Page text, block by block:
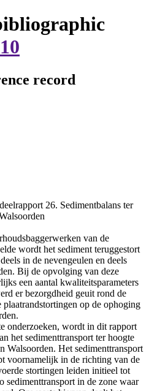
record
26. Sedimentbalans ter
van de
wordt het sediment teruggestort
in de nevengeulen en deels
Bij de opvolging van deze
een aantal kwaliteitsparameters
er bezorgdheid geuit rond de
op de ophoging
onderzoeken, wordt in dit rapport
het sedimenttransport ter hoogte
Walsoorden. Het sedimenttransport
voornamelijk in de richting van de
stortingen leiden initieel tot
sedimenttransport in de zone waar